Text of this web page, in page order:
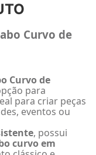
Curvo de
Curvo de
para
para criar peças
eventos ou
, possui
curvo em